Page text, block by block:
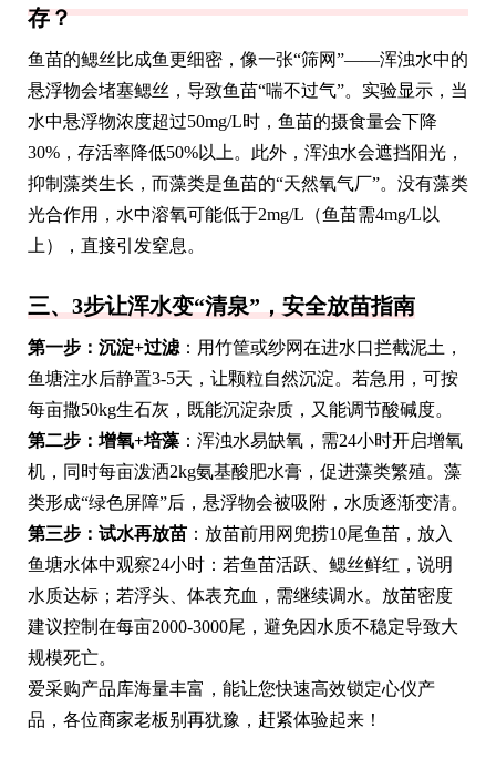
存？
鱼苗的鳃丝比成鱼更细密，像一张“筛网”——浑浊水中的
悬浮物会堵塞鳃丝，导致鱼苗“喘不过气”。实验显示，当
水中悬浮物浓度超过50mg/L时，鱼苗的摄食量会下降
30%，存活率降低50%以上。此外，浑浊水会遮挡阳光，
抑制藻类生长，而藻类是鱼苗的“天然氧气厂”。没有藻类
光合作用，水中溶氧可能低于2mg/L（鱼苗需4mg/L以
上），直接引发窒息。
三、3步让浑水变“清泉”，安全放苗指南
第一步：沉淀+过滤 ：用竹筐或纱网在进水口拦截泥土，
鱼塘注水后静置3-5天，让颗粒自然沉淀。若急用，可按
每亩撒50kg生石灰，既能沉淀杂质，又能调节酸碱度。
第二步：增氧+培藻 ：浑浊水易缺氧，需24小时开启增氧
机，同时每亩泼洒2kg氨基酸肥水膏，促进藻类繁殖。藻
类形成“绿色屏障”后，悬浮物会被吸附，水质逐渐变清。
第三步：试水再放苗 ：放苗前用网兜捞10尾鱼苗，放入
鱼塘水体中观察24小时：若鱼苗活跃、鳃丝鲜红，说明
水质达标；若浮头、体表充血，需继续调水。放苗密度
建议控制在每亩2000-3000尾，避免因水质不稳定导致大
规模死亡。
爱采购产品库海量丰富，能让您快速高效锁定心仪产
品，各位商家老板别再犹豫，赶紧体验起来！